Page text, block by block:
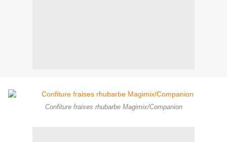
Confiture fraises rhubarbe Magimix/Companion